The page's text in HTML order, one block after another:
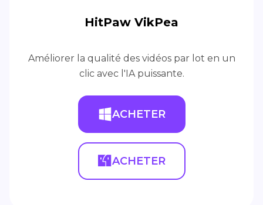
HitPaw VikPea
Améliorer la qualité des vidéos par lot en un
clic avec l'IA puissante.
ACHETER
ACHETER